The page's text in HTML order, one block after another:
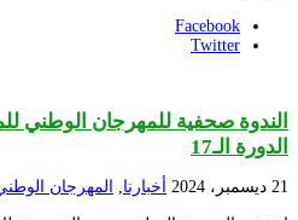
Facebook
Twitter
الندوة صحفية للمهرجان الوطني
الدورة الـ17
21 ديسمبر، 2024 أخبارنا المهرجان